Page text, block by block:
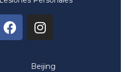
Beijing